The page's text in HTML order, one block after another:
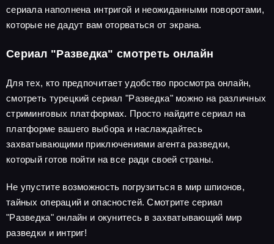
сериала наполнена интригой и неожиданными поворотами,
которые не дадут вам оторваться от экрана.
Сериал "Разведка" смотреть онлайн
Для тех, кто предпочитает удобство просмотра онлайн,
смотреть турецкий сериал "Разведка" можно на различных
стриминговых платформах. Просто найдите сериал на
платформе вашего выбора и наслаждайтесь
захватывающими приключениями агента разведки,
который готов пойти на все ради своей страны.
Не упустите возможность погрузиться в мир шпионов,
тайных операций и опасностей. Смотрите сериал
"Разведка" онлайн и окунитесь в захватывающий мир
разведки и интриг!